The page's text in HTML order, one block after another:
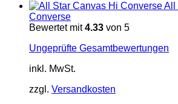
All
Converse
Bewertet mit4.33 von 5
Ungeprüfte Gesamtbewertungen
inkl. MwSt.
zzgl. Versandkosten